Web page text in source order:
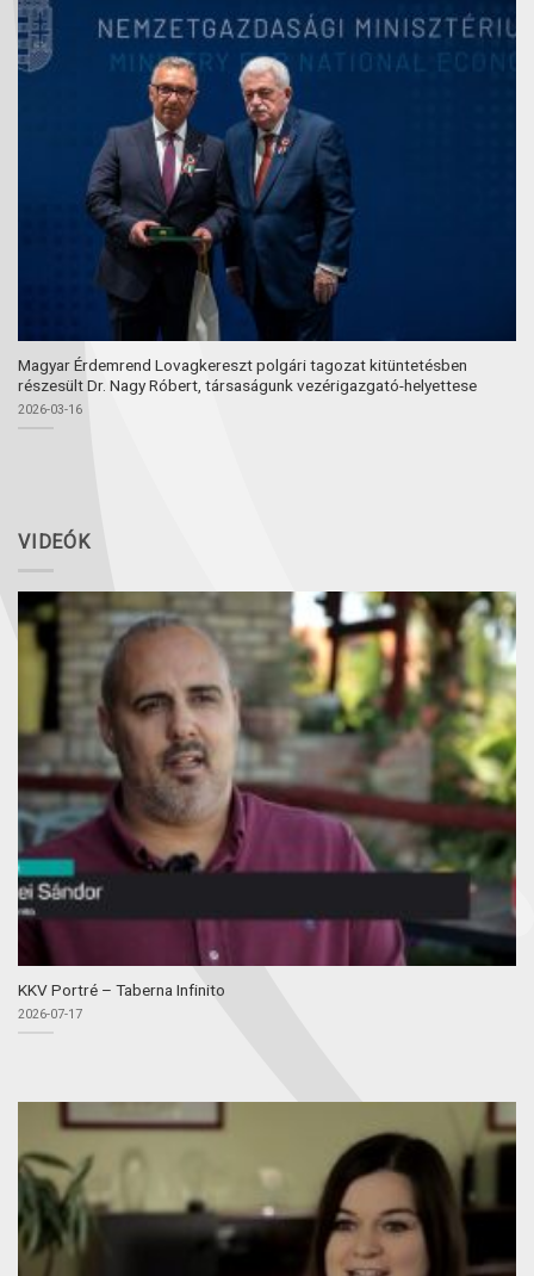
Magyar Érdemrend Lovagkereszt polgári tagozat kitüntetésben
részesült Dr. Nagy Róbert, társaságunk vezérigazgató-helyettese
2026-03-16
VIDEÓK
KKV Portré – Taberna Infinito
2026-07-17